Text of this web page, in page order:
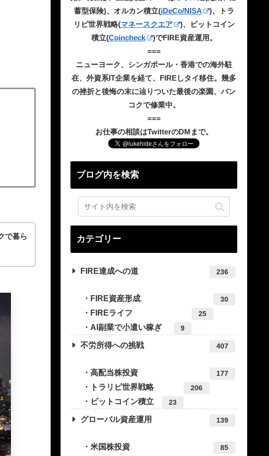
で暮ら
蓄型保険)、オルカン積立(iDeCo/NISA
)、トラ
リピ世界戦略(マネースクエア
)、ビットコイン
積立(Coincheck
)でFIRE資産運用。
===
ニューヨーク、シンガポール・香港での海外駐
在、外資系IT企業を経て、FIREしタイ移住。幾多
の挫折と後悔の末に辿りついた最後の楽園、バン
コクで修業中。
===
お仕事の相談はTwitterのDMまで。
ブログ内を検索
カテゴリー
FIRE達成への道 236
FIRE資産形成 30
FIREライフ 25
AI副業で小遣い稼ぎ 9
不労所得への挑戦 407
高配当株投資 177
トラリピ世界戦略 206
ビットコイン積立 23
グローバル資産運用 139
米国株投資 85